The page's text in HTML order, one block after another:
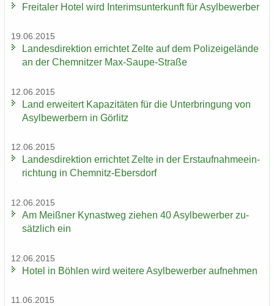
Frei­ta­ler Hotel wird In­te­rims­un­ter­kunft für Asyl­be­wer­ber
19.06.2015
Lan­des­di­rek­ti­on er­rich­tet Zelte auf dem Po­li­zei­ge­län­de
an der Chem­nit­zer Max-​Saupe-Straße
12.06.2015
Land er­wei­tert Ka­pa­zi­tä­ten für die Un­ter­brin­gung von
Asyl­be­wer­bern in Gör­litz
12.06.2015
Lan­des­di­rek­ti­on er­rich­tet Zelte in der Erst­auf­nah­me­ein­
rich­tung in Chemnitz-​Ebersdorf
12.06.2015
Am Meiß­ner Ky­nast­weg zie­hen 40 Asyl­be­wer­ber zu­
sätz­lich ein
12.06.2015
Hotel in Böh­len wird wei­te­re Asyl­be­wer­ber auf­neh­men
11.06.2015